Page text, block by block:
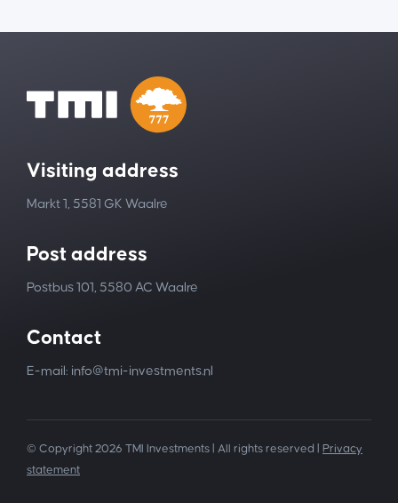
Visiting address
Markt 1, 5581 GK Waalre
Post address
Postbus 101, 5580 AC Waalre
Contact
E-mail: info@tmi-investments.nl
© Copyright 2026 TMI Investments | All rights reserved | Privacy
statement